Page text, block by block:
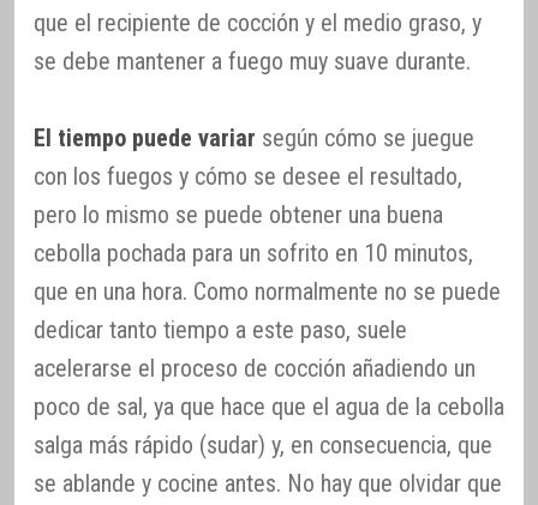
que el recipiente de cocción y el medio graso, y
se debe mantener a fuego muy suave durante.
El tiempo puede variar según cómo se juegue
con los fuegos y cómo se desee el resultado,
pero lo mismo se puede obtener una buena
cebolla pochada para un sofrito en 10 minutos,
que en una hora. Como normalmente no se puede
dedicar tanto tiempo a este paso, suele
acelerarse el proceso de cocción añadiendo un
poco de sal, ya que hace que el agua de la cebolla
salga más rápido (sudar) y, en consecuencia, que
se ablande y cocine antes. No hay que olvidar que